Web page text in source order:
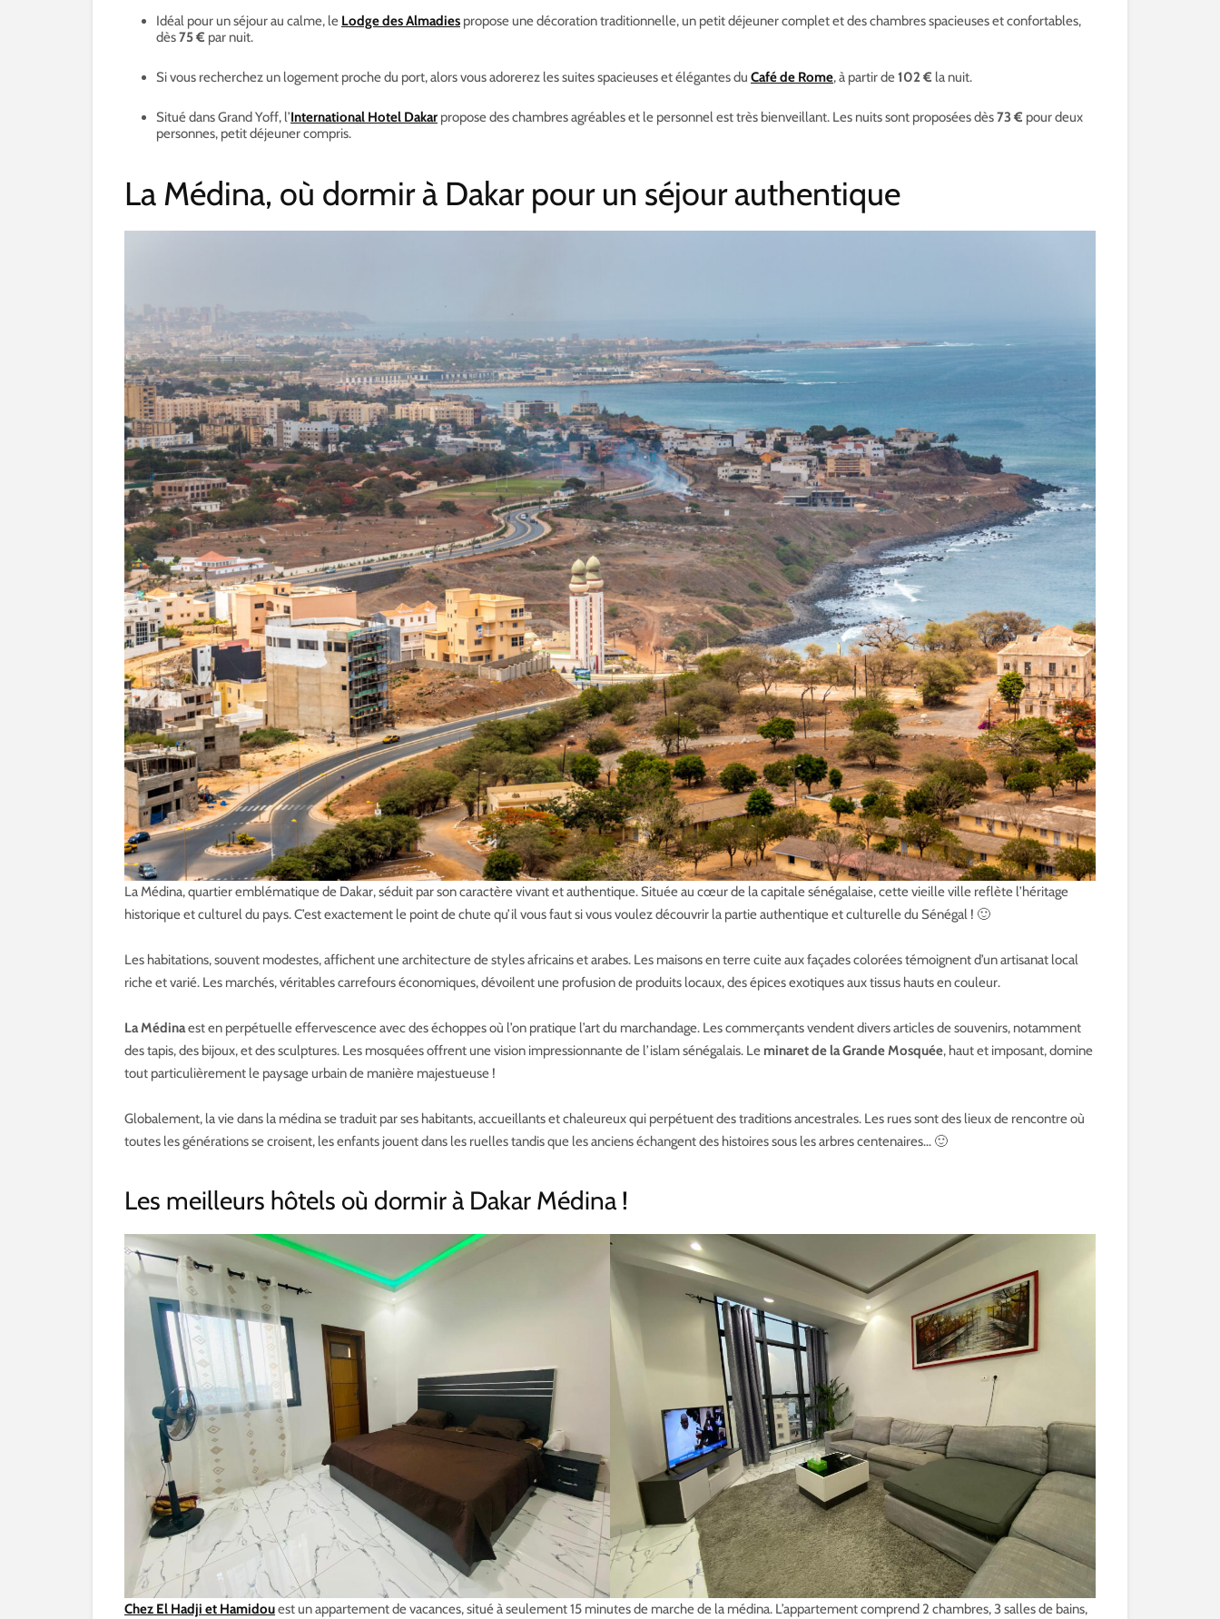
Idéal pour un séjour au calme, le Lodge des Almadies propose une décoration traditionnelle, un petit déjeuner complet et des chambres spacieuses et confortables,
dès75 € par nuit.
Si vous recherchez un logement proche du port, alors vous adorerez les suites spacieuses et élégantes du Café de Rome, à partir de102 € la nuit.
Situé dans Grand Yoff, l’International Hotel Dakar propose des chambres agréables et le personnel est très bienveillant. Les nuits sont proposées dès73 € pour deux
personnes, petit déjeuner compris.
La Médina, où dormir à Dakar pour un séjour authentique
La Médina, quartier emblématique de Dakar, séduit par son caractère vivant et authentique. Située au cœur de la capitale sénégalaise, cette vieille ville reflète l’héritage
historique et culturel du pays. C’est exactement le point de chute qu’il vous faut si vous voulez découvrir la partie authentique et culturelle du Sénégal ! 🙂
Les habitations, souvent modestes, affichent une architecture de styles africains et arabes. Les maisons en terre cuite aux façades colorées témoignent d’un artisanat local
riche et varié. Les marchés, véritables carrefours économiques, dévoilent une profusion de produits locaux, des épices exotiques aux tissus hauts en couleur.
La Médinaest en perpétuelle effervescence avec des échoppes où l’on pratique l’art du marchandage. Les commerçants vendent divers articles de souvenirs, notamment
des tapis, des bijoux, et des sculptures. Les mosquées offrent une vision impressionnante de l’islam sénégalais. Le minaret de la Grande Mosquée, haut et imposant, domine
tout particulièrement le paysage urbain de manière majestueuse !
Globalement, la vie dans la médina se traduit par ses habitants, accueillants et chaleureux qui perpétuent des traditions ancestrales. Les rues sont des lieux de rencontre où
toutes les générations se croisent, les enfants jouent dans les ruelles tandis que les anciens échangent des histoires sous les arbres centenaires… 🙂
Les meilleurs hôtels où dormir à Dakar Médina !
Chez El Hadji et Hamidouest un appartement de vacances, situé à seulement 15 minutes de marche de la médina. L’appartement comprend 2 chambres, 3 salles de bains,